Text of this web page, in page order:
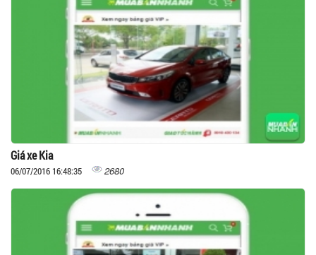
Giá xe Kia
06/07/2016 16:48:35 2680